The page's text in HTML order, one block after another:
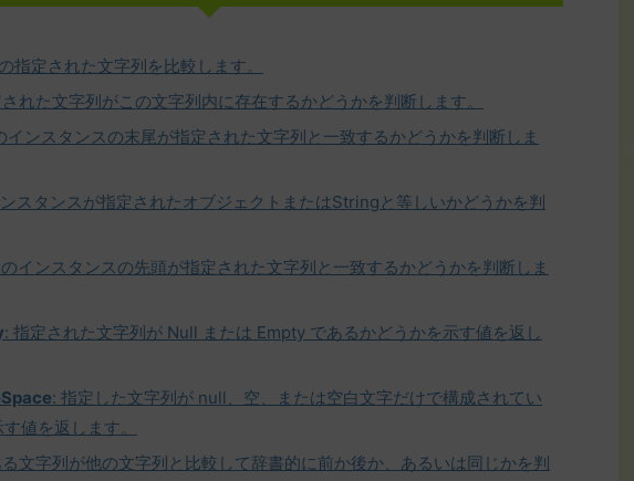
指定された文字列を比較します。
れた文字列がこの文字列内に存在するかどうかを判断します。
インスタンスの末尾が指定された文字列と一致するかどうかを判断しま
スタンスが指定されたオブジェクトまたはStringと等しいかどうかを判
インスタンスの先頭が指定された文字列と一致するかどうかを判断しま
: 指定された文字列が Null または Empty であるかどうかを示す値を返し
: 指定した文字列が null、空、または空白文字だけで構成されてい
値を返します。
文字列が他の文字列と比較して辞書的に前か後か、あるいは同じかを判